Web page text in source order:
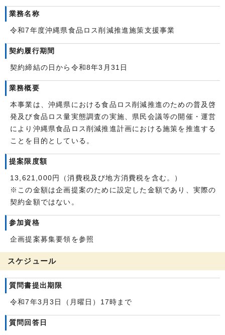
業務名称
令和7年度沖縄県食品ロス削減推進施策支援事業
契約履行期間
契約締結の日から令和8年3月31日
業務概要
本事業は、沖縄県における食品ロス削減推進のための普及啓
発及び食品ロス量実態調査の実施、県民会議等の開催・運営
により沖縄県食品ロス削減推進計画における施策を推進する
ことを目的としている。
提案限度額
13,621,000円（消費税及び地方消費税を含む。）
※この金額は企画提案のために設定した金額であり、実際の
契約金額ではない。
参加資格
企画提案募集要領を参照
スケジュール
質問書提出期限
令和7年3月3日（月曜日）17時まで
質問回答日